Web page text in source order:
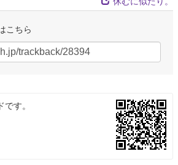
こちら
す。